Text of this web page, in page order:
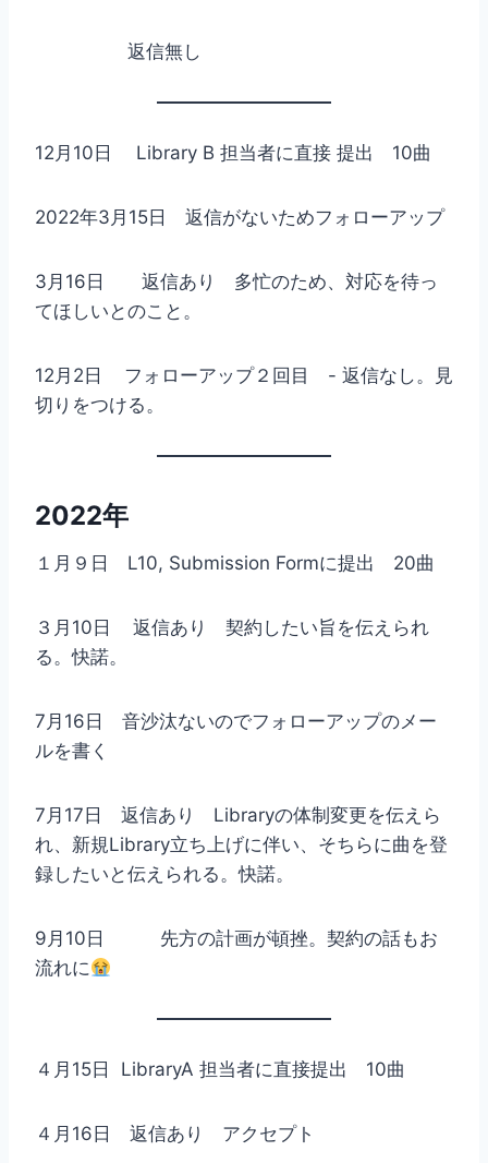
返信無し
12月10日 Library B 担当者に直接 提出 10曲
2022年3月15日 返信がないためフォローアップ
3月16日 返信あり 多忙のため、対応を待っ
てほしいとのこと。
12月2日 フォローアップ２回目 - 返信なし。見
切りをつける。
2022年
１月９日 L10, Submission Formに提出 20曲
３月10日 返信あり 契約したい旨を伝えられ
る。快諾。
7月16日 音沙汰ないのでフォローアップのメー
ルを書く
7月17日 返信あり Libraryの体制変更を伝えら
れ、新規Library立ち上げに伴い、そちらに曲を登
録したいと伝えられる。快諾。
9月10日 先方の計画が頓挫。契約の話もお
流れに
４月15日 LibraryA 担当者に直接提出 10曲
４月16日 返信あり アクセプト